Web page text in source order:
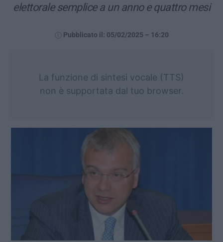
elettorale semplice a un anno e quattro mesi
Pubblicato il: 05/02/2025 – 16:20
La funzione di sintesi vocale (TTS)
non è supportata dal tuo browser.